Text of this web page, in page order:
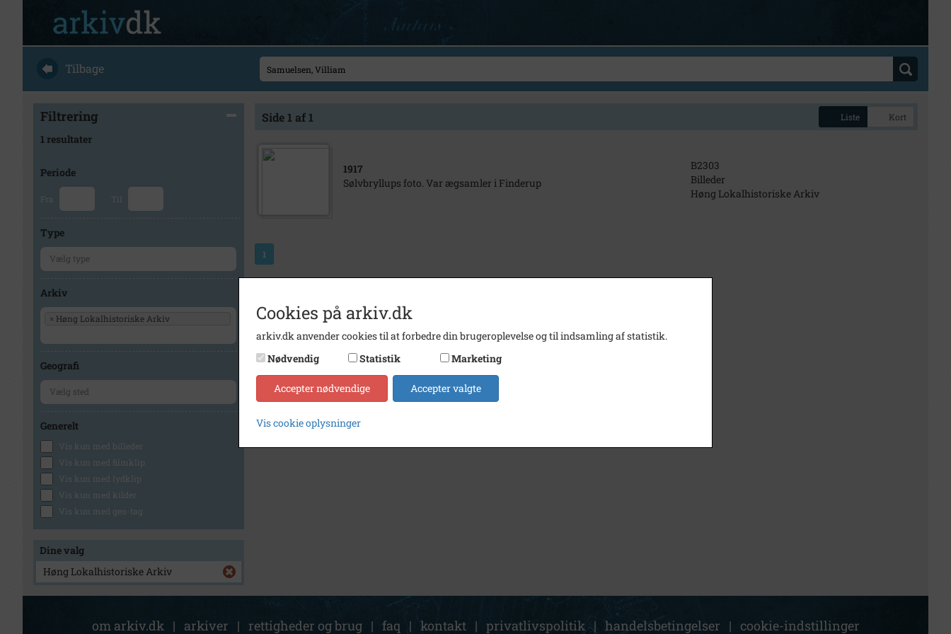
Tilbage
Filtrering
1 resultater
Periode
Fra Til
Type
Arkiv
× Høng Lokalhistoriske Arkiv
Geografi
Generelt
Vis kun med billeder
Vis kun med filmklip
Vis kun med lydklip
Vis kun med kilder
Vis kun med geo-tag
Dine valg
Høng Lokalhistoriske Arkiv
Side 1 af 1 Liste Kort
1917
Sølvbryllups foto. Var ægsamler i Finderup
B2303
Billeder
Høng Lokalhistoriske Arkiv
1
om arkiv.dk | arkiver | rettigheder og brug | faq | kontakt | privatlivspolitik | handelsbetingelser | cookie-indstillinger
Cookies på arkiv.dk
arkiv.dk anvender cookies til at forbedre din brugeroplevelse og til indsamling af statistik.
Nødvendig
Statistik Marketing
Accepter nødvendige Accepter valgte
Vis cookie oplysninger